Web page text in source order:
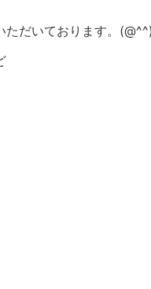
ただいております。